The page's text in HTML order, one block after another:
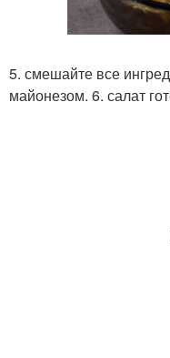
5. смешайте все
майонезом. 6. салат